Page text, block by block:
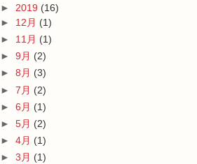
► 2019 (16)
► 12月 (1)
► 11月 (1)
► 9月 (2)
► 8月 (3)
► 7月 (2)
► 6月 (1)
► 5月 (2)
► 4月 (1)
► 3月 (1)